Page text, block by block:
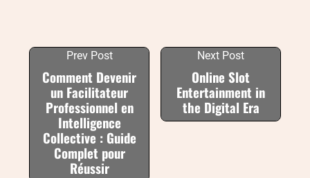
Prev Post
Comment Devenir
un Facilitateur
Professionnel en
Intelligence
Collective : Guide
Complet pour
Réussir
Next Post
Online Slot
Entertainment in
the Digital Era